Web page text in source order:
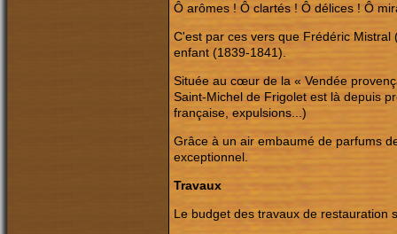
Ô arômes ! Ô clartés ! Ô délices ! Ô
C'est par ces vers que Frédéric
enfant (1839-1841).
Située au cœur de la « Vendée
Saint-Michel de Frigolet est là depuis
française, expulsions...)
Grâce à un air embaumé de parfums
exceptionnel.
Travaux
Le budget des travaux de restauration